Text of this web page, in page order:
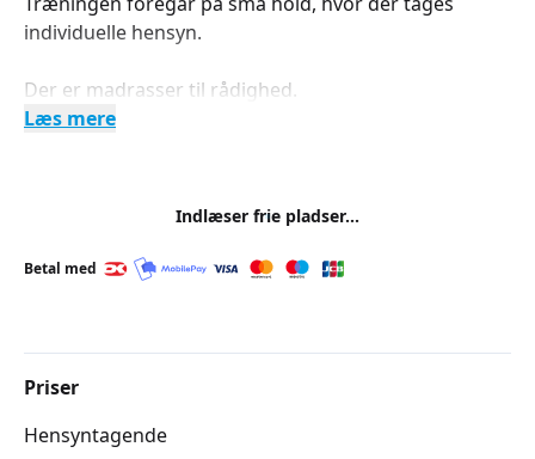
individuelle hensyn.
Der er madrasser til rådighed.
Læs mere
Indlæser frie pladser...
Betal med
Priser
Hensyntagende